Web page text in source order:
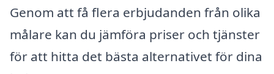
Genom att få flera erbjudanden från olika
målare kan du jämföra priser och tjänster
för att hitta det bästa alternativet för dina